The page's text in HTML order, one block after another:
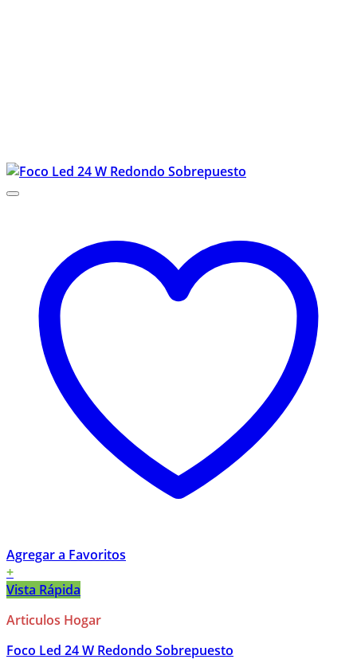
Agregar a Favoritos
+
Vista Rápida
Articulos Hogar
Foco Led 24 W Redondo Sobrepuesto